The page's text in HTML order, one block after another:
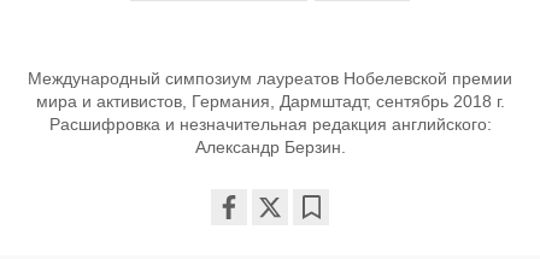
Международный симпозиум лауреатов Нобелевской премии
мира и активистов, Германия, Дармштадт, сентябрь 2018 г.
Расшифровка и незначительная редакция английского:
Александр Берзин.